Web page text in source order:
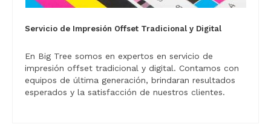
Servicio de Impresión Offset Tradicional y Digital
En Big Tree somos en expertos en servicio de
impresión offset tradicional y digital. Contamos con
equipos de última generación, brindaran resultados
esperados y la satisfacción de nuestros clientes.